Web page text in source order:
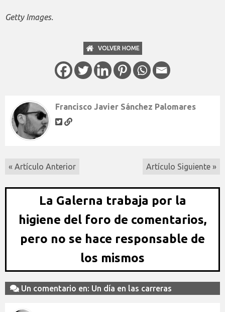
Getty Images.
VOLVER HOME
Francisco Javier Sánchez Palomares
« Artículo Anterior Artículo Siguiente »
La Galerna trabaja por la
higiene del foro de comentarios,
pero no se hace responsable de
los mismos
Un comentario en: Un día en las carreras